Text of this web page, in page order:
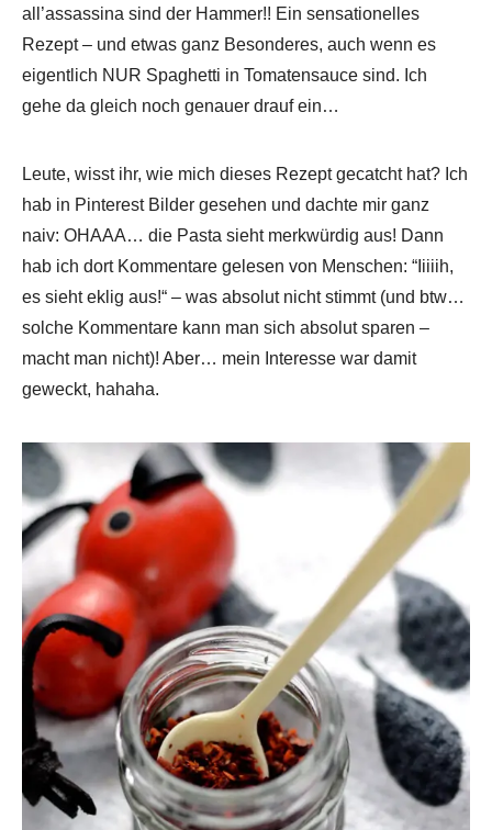
all’assassina sind der Hammer!! Ein sensationelles
Rezept – und etwas ganz Besonderes, auch wenn es
eigentlich NUR Spaghetti in Tomatensauce sind. Ich
gehe da gleich noch genauer drauf ein…
Leute, wisst ihr, wie mich dieses Rezept gecatcht hat? Ich
hab in Pinterest Bilder gesehen und dachte mir ganz
naiv: OHAAA… die Pasta sieht merkwürdig aus! Dann
hab ich dort Kommentare gelesen von Menschen: “Iiiiih,
es sieht eklig aus!“ – was absolut nicht stimmt (und btw…
solche Kommentare kann man sich absolut sparen –
macht man nicht)! Aber… mein Interesse war damit
geweckt, hahaha.